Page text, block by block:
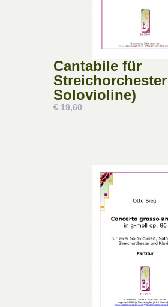
Cantabile für
Solovioline)
€ 19,60